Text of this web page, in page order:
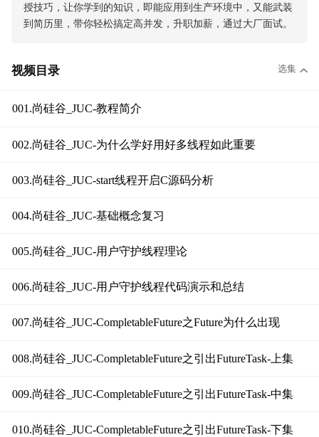
授技巧，让你学到的知识，即能应用到生产环境中，又能武装
到简历里，带你轻松搞定高并发，升职加薪，通过大厂面试。
视频目录 选集
001.尚硅谷_JUC-教程简介
002.尚硅谷_JUC-为什么学好用好多线程如此重要
003.尚硅谷_JUC-start线程开启C源码分析
004.尚硅谷_JUC-基础概念复习
005.尚硅谷_JUC-用户守护线程理论
006.尚硅谷_JUC-用户守护线程代码演示和总结
007.尚硅谷_JUC-CompletableFuture之Future为什么出现
008.尚硅谷_JUC-CompletableFuture之引出FutureTask-上集
009.尚硅谷_JUC-CompletableFuture之引出FutureTask-中集
010.尚硅谷_JUC-CompletableFuture之引出FutureTask-下集